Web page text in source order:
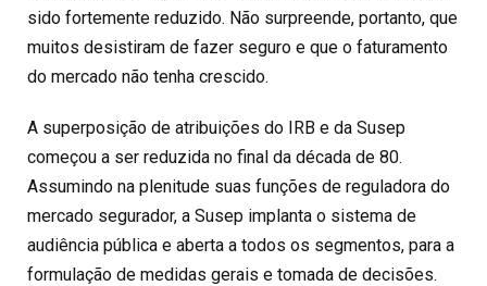
sido fortemente reduzido. Não surpreende, portanto, que
muitos desistiram de fazer seguro e que o faturamento
do mercado não tenha crescido.
A superposição de atribuições do IRB e da Susep
começou a ser reduzida no final da década de 80.
Assumindo na plenitude suas funções de reguladora do
mercado segurador, a Susep implanta o sistema de
audiência pública e aberta a todos os segmentos, para a
formulação de medidas gerais e tomada de decisões.